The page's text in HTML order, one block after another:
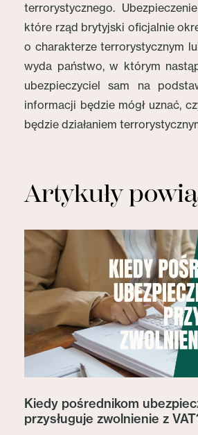
terrorystycznego.
które rząd brytyjski oficjalnie
o charakterze terrorystycznym
wyda państwo, w którym
ubezpieczyciel sam na
informacji będzie mógł uznać,
będzie działaniem
Artykuły
Kiedy pośrednikom
przysługuje zwolnienie z